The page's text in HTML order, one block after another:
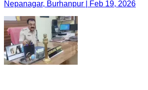
Nepanagar, Burhanpur | Feb 19, 2026